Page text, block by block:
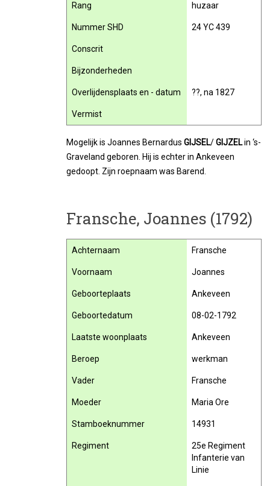
Rang huzaar
Nummer SHD 24 YC 439
Conscrit
Bijzonderheden
Overlijdensplaats en - datum ??, na 1827
Vermist
Mogelijk is Joannes BernardusGIJSEL/GIJZELin ‘s-
Graveland geboren. Hij is echter in Ankeveen
gedoopt. Zijn roepnaam was Barend.
Fransche, Joannes (1792)
Achternaam Fransche
Voornaam Joannes
Geboorteplaats Ankeveen
Geboortedatum 08-02-1792
Laatste woonplaats Ankeveen
Beroep werkman
Vader Fransche
Moeder Maria Ore
Stamboeknummer 14931
Regiment
25e Regiment
Infanterie van
Linie